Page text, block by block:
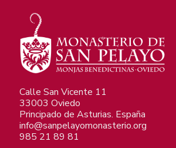
Calle San Vicente 11
33003 Oviedo
Principado de Asturias. España
info@sanpelayomonasterio.org
985 21 89 81